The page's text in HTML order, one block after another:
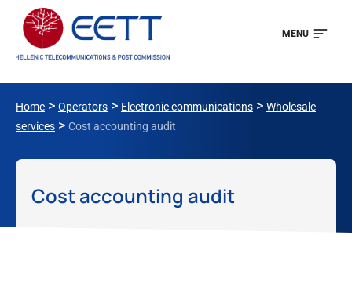
MENU
Home > Operators > Electronic communications > Wholesale
services > Cost accounting audit
Cost accounting audit